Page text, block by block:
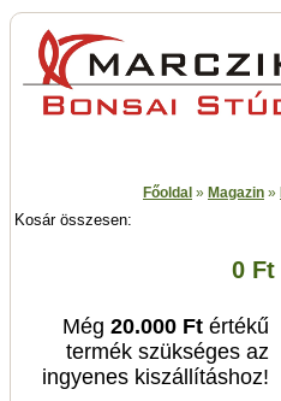
Főoldal » Magazin »
Kosár összesen:
0 Ft
Még 20.000 Ft értékű
termék szükséges az
ingyenes kiszállításhoz!